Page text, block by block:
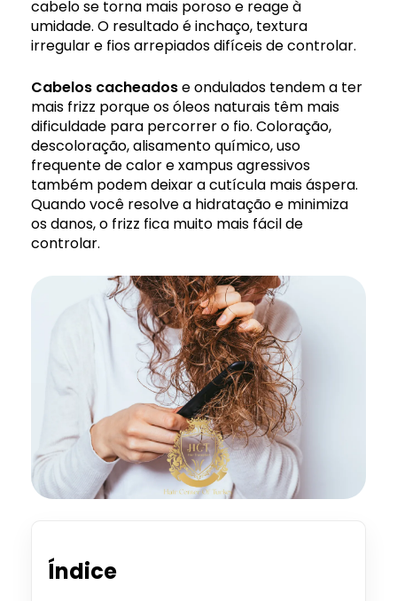
cabelo se torna mais poroso e reage à
umidade. O resultado é inchaço, textura
irregular e fios arrepiados difíceis de controlar.
Cabelos cacheadose ondulados tendem a ter
mais frizz porque os óleos naturais têm mais
dificuldade para percorrer o fio. Coloração,
descoloração, alisamento químico, uso
frequente de calor e xampus agressivos
também podem deixar a cutícula mais áspera.
Quando você resolve a hidratação e minimiza
os danos, o frizz fica muito mais fácil de
controlar.
Índice